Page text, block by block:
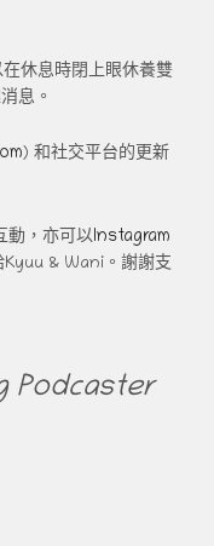
在休息時閉上眼休養雙
息。
) 和社交平台的更新
動，亦可以Instagram
Kyuu & Wani。謝謝支
Podcaster